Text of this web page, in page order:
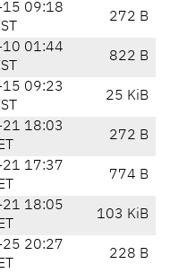
09:18
272 B
01:44
822 B
09:23
25 KiB
18:03
272 B
17:37
774 B
18:05
103 KiB
20:27
228 B